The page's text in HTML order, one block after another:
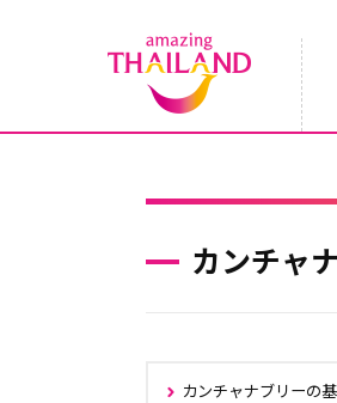
【鉄道】バ
カンチャ
カンチャナブリーの